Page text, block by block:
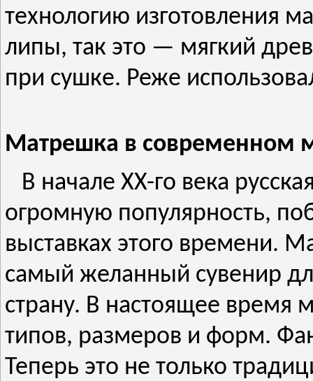
технологию изготовления
липы, так это — мягкий
при сушке. Реже
Матрешка в современном
В начале XX-го века
огромную популярность,
выставках этого времени.
самый желанный сувенир
страну. В настоящее
типов, размеров и форм.
Теперь это не только